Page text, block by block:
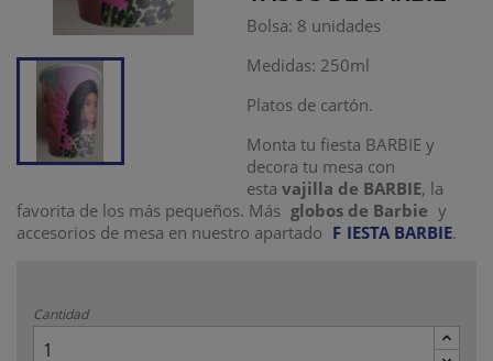
Bolsa: 8 unidades
Medidas: 250ml
Platos de cartón.
Monta tu fiesta BARBIE y
decora tu mesa con
esta vajilla de BARBIE, la
favorita de los más pequeños. Más globos de Barbie y
accesorios de mesa en nuestro apartado F IESTA BARBIE.
Cantidad